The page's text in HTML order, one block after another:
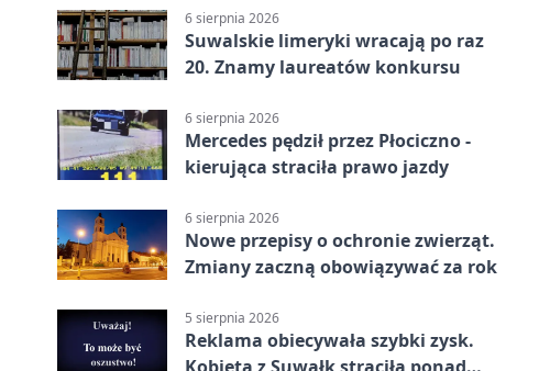
6 sierpnia 2026
Suwalskie limeryki wracają po raz
20. Znamy laureatów konkursu
6 sierpnia 2026
Mercedes pędził przez Płociczno -
kierująca straciła prawo jazdy
6 sierpnia 2026
Nowe przepisy o ochronie zwierząt.
Zmiany zaczną obowiązywać za rok
5 sierpnia 2026
Reklama obiecywała szybki zysk.